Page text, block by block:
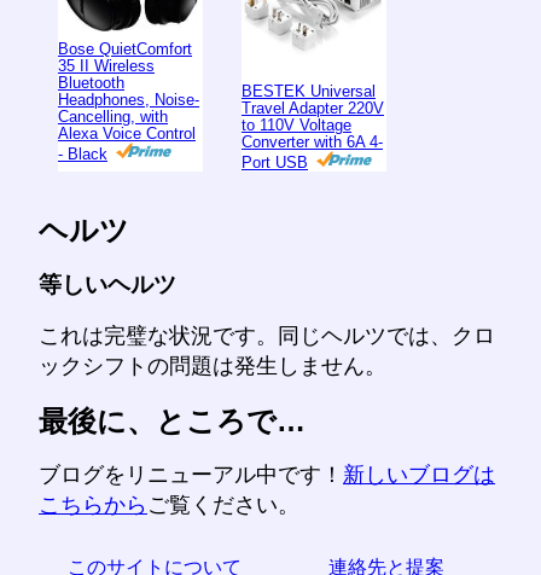
Bose QuietComfort
35 II Wireless
Bluetooth
Headphones, Noise-
Cancelling, with
Alexa Voice Control
- Black
BESTEK Universal
Travel Adapter 220V
to 110V Voltage
Converter with 6A 4-
Port USB
ヘルツ
等しいヘルツ
これは完璧な状況です。同じヘルツでは、クロ
ックシフトの問題は発生しません。
最後に、ところで…
ブログをリニューアル中です！ 新しいブログは
こちらから ご覧ください。
このサイトについて 連絡先と提案